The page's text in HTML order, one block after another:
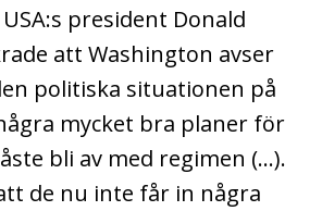
president Donald
att Washington avser
politiska situationen på
mycket bra planer för
bli av med regimen (…).
de nu inte får in några